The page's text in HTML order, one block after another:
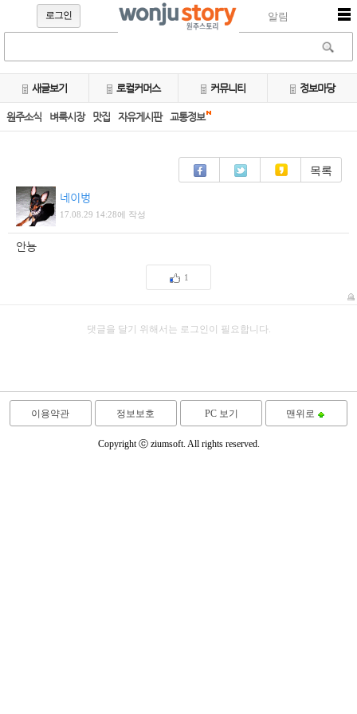
로그인 알림
새글보기 로컬커머스 커뮤니티 정보마당
원주소식 벼룩시장 맛집 자유게시판 교통정보
목록
네이벙
17.08.29 14:28에 작성
안뇽
1
이용약관 정보보호 PC 보기 맨위로
Copyright ⓒ ziumsoft. All rights reserved.